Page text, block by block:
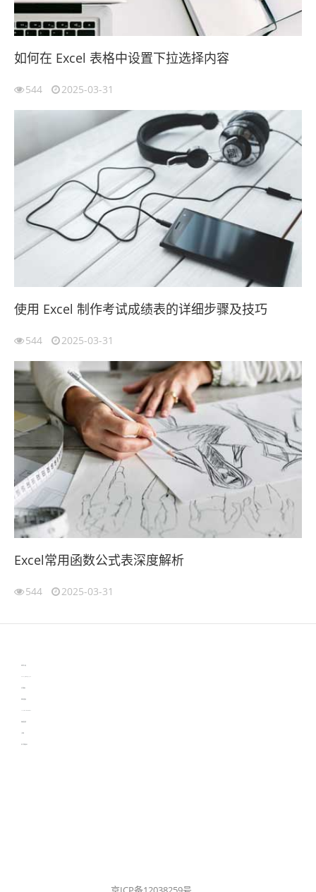
如何在 Excel 表格中设置下拉选择内容
544 2025-03-31
使用 Excel 制作考试成绩表的详细步骤及技巧
544 2025-03-31
Excel常用函数公式表深度解析
544 2025-03-31